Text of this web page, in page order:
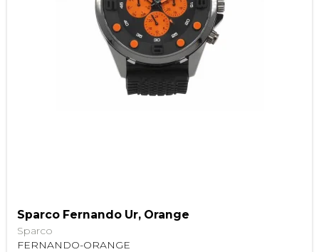
Sparco Fernando Ur, Orange
Sparco
FERNANDO-ORANGE